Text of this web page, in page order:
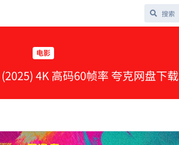
电影
4K 高码60帧率 夸克网盘下载